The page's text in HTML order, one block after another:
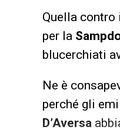
Quella contro
per la
blucerchiati
Ne è
perché gli
D’Aversa